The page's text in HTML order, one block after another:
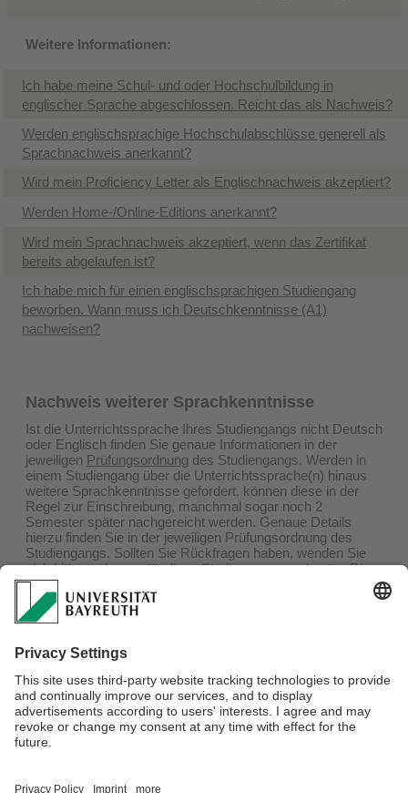
Weitere Informationen:
Ich habe meine Schul- und oder Hochschulbildung in
englischer Sprache abgeschlossen. Reicht das als Nachweis?
Werden englischsprachige Hochschulabschlüsse generell als
Sprachnachweis anerkannt?
Wird mein Proficiency Letter als Englischnachweis akzeptiert?
Werden Home-/Online-Editions anerkannt?
Wird mein Sprachnachweis akzeptiert, wenn das Zertifikat
bereits abgelaufen ist?
Ich habe mich für einen englischsprachigen Studiengang
beworben. Wann muss ich Deutschkenntnisse (A1)
nachweisen?
Nachweis weiterer Sprachkenntnisse
Ist die Unterrichtssprache Ihres Studiengangs nicht Deutsch
oder Englisch finden Sie genaue Informationen in der
jeweiligen Prüfungsordnung des Studiengangs. Werden in
einem Studiengang über die Unterrichtssprache(n) hinaus
weitere Sprachkenntnisse gefordert, können diese in der
Regel zur Einschreibung, manchmal sogar noch 2
Semester später nachgereicht werden. Genaue Details
hierzu finden Sie in der jeweiligen Prüfungsordnung des
Studiengangs. Sollten Sie Rückfragen haben, wenden Sie
sich bitte an den zuständigen Studiengangsmoderator. Die
Kontaktdaten finden Sie auf der jeweiligen
Studiengangsseite .
Ansprechpartner:Team Incoming Degree